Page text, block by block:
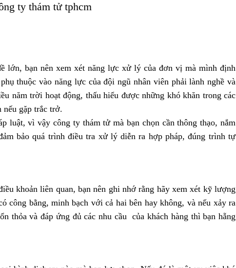
ty thám tử tphcm
lớn, bạn nên xem xét năng lực xử lý của đơn vị mà mình định
thuộc vào năng lực của đội ngũ nhân viên phải lành nghề và
năm trời hoạt động, thấu hiểu được những khó khăn trong các
gặp trắc trở.
luật, vì vậy công ty thám tử mà bạn chọn cần thông thạo, nắm
bảo quá trình điều tra xử lý diễn ra hợp pháp, đúng trình tự
khoản liên quan, bạn nên ghi nhớ rằng hãy xem xét kỹ lượng
công bằng, minh bạch với cả hai bên hay không, và nếu xảy ra
thỏa và đáp ứng đủ các nhu cầu của khách hàng thì bạn hẵng